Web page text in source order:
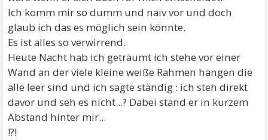
Ich komm mir so dumm und naiv vor und doch
glaub ich das es möglich sein könnte.
Es ist alles so verwirrend.
Heute Nacht hab ich geträumt ich stehe vor einer
Wand an der viele kleine weiße Rahmen hängen die
alle leer sind und ich sagte ständig : ich steh direkt
davor und seh es nicht...? Dabei stand er in kurzem
Abstand hinter mir...
!?!